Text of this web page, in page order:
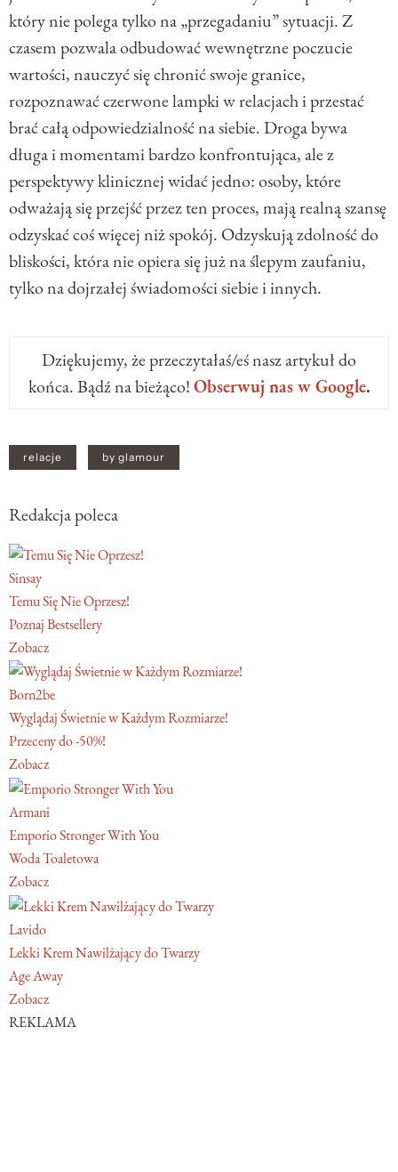
który nie polega tylko na „przegadaniu” sytuacji. Z
czasem pozwala odbudować wewnętrzne poczucie
wartości, nauczyć się chronić swoje granice,
rozpoznawać czerwone lampki w relacjach i przestać
brać całą odpowiedzialność na siebie. Droga bywa
długa i momentami bardzo konfrontująca, ale z
perspektywy klinicznej widać jedno: osoby, które
odważają się przejść przez ten proces, mają realną szansę
odzyskać coś więcej niż spokój. Odzyskują zdolność do
bliskości, która nie opiera się już na ślepym zaufaniu,
tylko na dojrzałej świadomości siebie i innych.
Dziękujemy, że przeczytałaś/eś nasz artykuł do
końca. Bądź na bieżąco!Obserwuj nas w Google.
relacje by glamour
Redakcja poleca
Sinsay
Temu Się Nie Oprzesz!
Poznaj Bestsellery
Zobacz
Born2be
Wyglądaj Świetnie w Każdym Rozmiarze!
Przeceny do -50%!
Zobacz
Armani
Emporio Stronger With You
Woda Toaletowa
Zobacz
Lavido
Lekki Krem Nawilżający do Twarzy
Age Away
Zobacz
REKLAMA